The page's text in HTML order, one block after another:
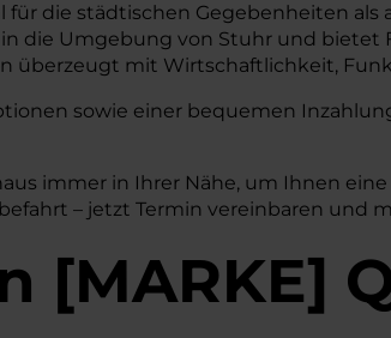
die städtischen Gegebenheiten
die Umgebung von Stuhr und
überzeugt mit Wirtschaftlichkeit,
sowie einer bequemen
immer in Ihrer Nähe, um Ihnen
– jetzt Termin vereinbaren und
[MARKE]